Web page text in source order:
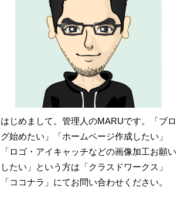
はじめまして。管理人のMARUです。「ブロ
グ始めたい」「ホームページ作成したい」
「ロゴ・アイキャッチなどの画像加工お願い
したい」という方は「クラスドワークス」
「ココナラ」にてお問い合わせください。